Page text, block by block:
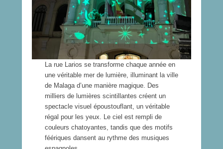
La rue Larios se transforme chaque année en
une véritable mer de lumière, illuminant la ville
de Malaga d’une manière magique. Des
milliers de lumières scintillantes créent un
spectacle visuel époustouflant, un véritable
régal pour les yeux. Le ciel est rempli de
couleurs chatoyantes, tandis que des motifs
féériques dansent au rythme des musiques